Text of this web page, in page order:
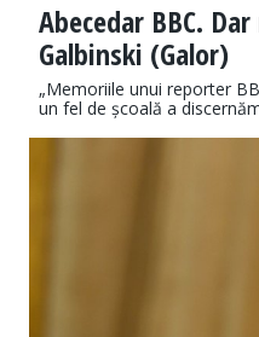
Abecedar BBC.
Galbinski (Galor)
„Memoriile unui reporter
un fel de școală a